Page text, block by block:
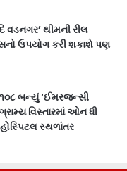
થીમની રીલ
ઉપયોગ કરી શકાશે પણ
બન્યું ‘ઈમરજન્સી
વિસ્તારમાં ઓન ધી
સ્થળાંતર